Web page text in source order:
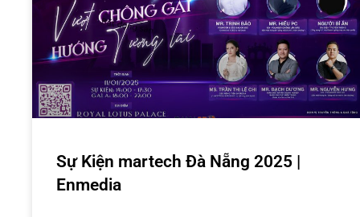
Sự Kiện martech Đà Nẵng 2025 |
Enmedia